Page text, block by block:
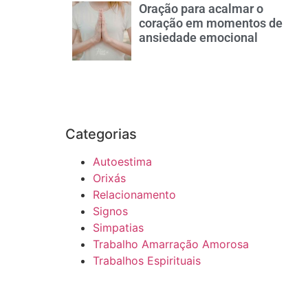
Oração para acalmar o
coração em momentos de
ansiedade emocional
Categorias
Autoestima
Orixás
Relacionamento
Signos
Simpatias
Trabalho Amarração Amorosa
Trabalhos Espirituais